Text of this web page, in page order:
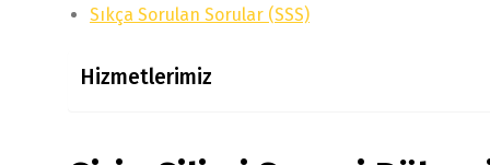
Sıkça Sorulan Sorular (SSS)
Hizmetlerimiz